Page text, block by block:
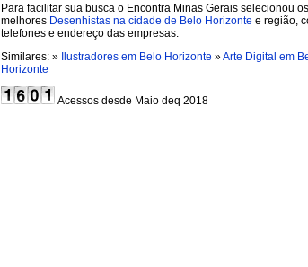
Para facilitar sua busca o Encontra Minas Gerais selecionou os
melhores Desenhistas na cidade de Belo Horizonte e região,
telefones e endereço das empresas.
Similares: » Ilustradores em Belo Horizonte »Arte Digital em
Horizonte
Acessos desde Maio deq 2018